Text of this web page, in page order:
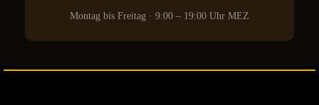
Montag bis Freitag · 9:00 – 19:00 Uhr MEZ